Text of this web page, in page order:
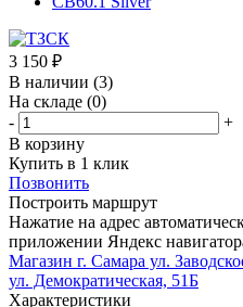
3 150 ₽
В наличии (3)
На складе (0)
-
+
В корзину
Купить в 1 клик
Позвонить
Построить маршрут
Нажатие на адрес
приложении Яндекс
Магазин г. Самара ул.
ул. Демократическая, 51Б
Характеристики